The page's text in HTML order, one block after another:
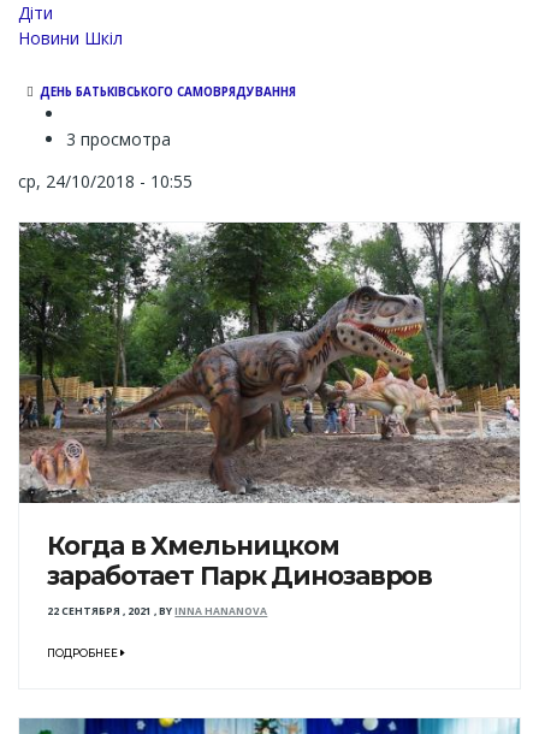
Діти
Новини Шкіл
ДЕНЬ БАТЬКІВСЬКОГО САМОВРЯДУВАННЯ
3 просмотра
ср, 24/10/2018 - 10:55
Когда в Хмельницком
заработает Парк Динозавров
22 СЕНТЯБРЯ , 2021 ,BYINNA HANANOVA
ПОДРОБНЕЕ